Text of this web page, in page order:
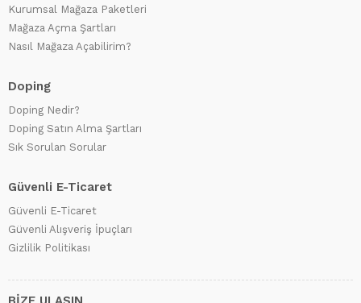
Kurumsal Mağaza Paketleri
Mağaza Açma Şartları
Nasıl Mağaza Açabilirim?
Doping
Doping Nedir?
Doping Satın Alma Şartları
Sık Sorulan Sorular
Güvenli E-Ticaret
Güvenli E-Ticaret
Güvenli Alışveriş İpuçları
Gizlilik Politikası